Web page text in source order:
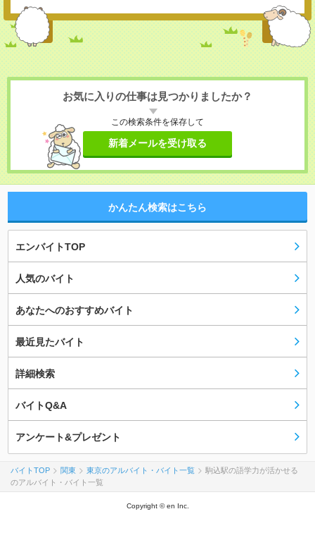
お気に入りの仕事は見つかりましたか？
この検索条件を保存して
新着メールを受け取る
かんたん検索はこちら
エンバイトTOP
人気のバイト
あなたへのおすすめバイト
最近見たバイト
詳細検索
バイトQ&A
アンケート&プレゼント
バイトTOP 関東 東京のアルバイト・バイト一覧
駒込駅の語学力が活かせる
のアルバイト・バイト一覧
Copyright © en Inc.